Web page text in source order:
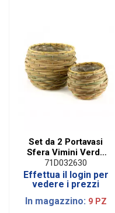
Set da 2 Portavasi
Sfera Vimini Verde
Assortite
71D032630
Effettua il login per
vedere i prezzi
In magazzino: 9 PZ